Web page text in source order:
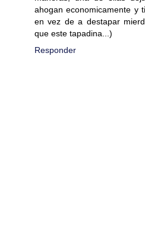
ahogan economicamente y
en vez de a destapar
que este tapadina...)
Responder